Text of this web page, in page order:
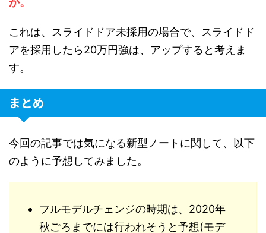
これは、スライドドア未採用の場合で、スライドド
アを採用したら20万円強は、アップすると考えま
す。
まとめ
今回の記事では気になる新型ノートに関して、以下
のように予想してみました。
フルモデルチェンジの時期は、2020年
秋ごろまでには行われそうと予想(モデ